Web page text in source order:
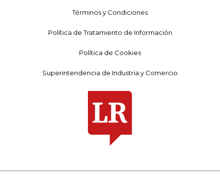
Términos y Condiciones
Política de Tratamiento de Información
Política de Cookies
Superintendencia de Industria y Comercio